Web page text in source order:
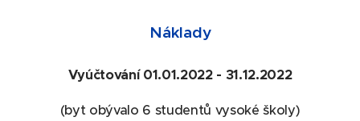
Náklady
Vyúčtování 01.01.2022 - 31.12.2022
(byt obývalo 6 studentů vysoké školy)